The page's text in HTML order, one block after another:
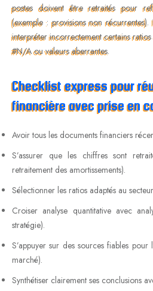
postes doivent être retraités pour
(exemple : provisions non
interpréter incorrectement certains
#N/A ou valeurs aberrantes.
Checklist express pour
financière avec prise en
Avoir tous les documents financiers
S’assurer que les chiffres sont
retraitement des amortissements).
Sélectionner les ratios adaptés au
Croiser analyse quantitative avec
stratégie).
S’appuyer sur des sources fiables pour
marché).
Synthétiser clairement ses conclusions